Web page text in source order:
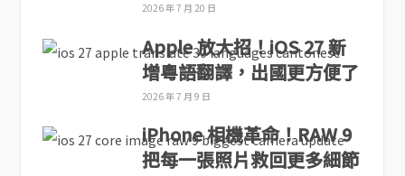
2026 年 7 月 20 日
Apple 放大招！iOS 27 新
增粵語翻譯，出國更方便了
2026 年 7 月 9 日
iPhone 相機革命！RAW 9
把每一張照片救回更多細節